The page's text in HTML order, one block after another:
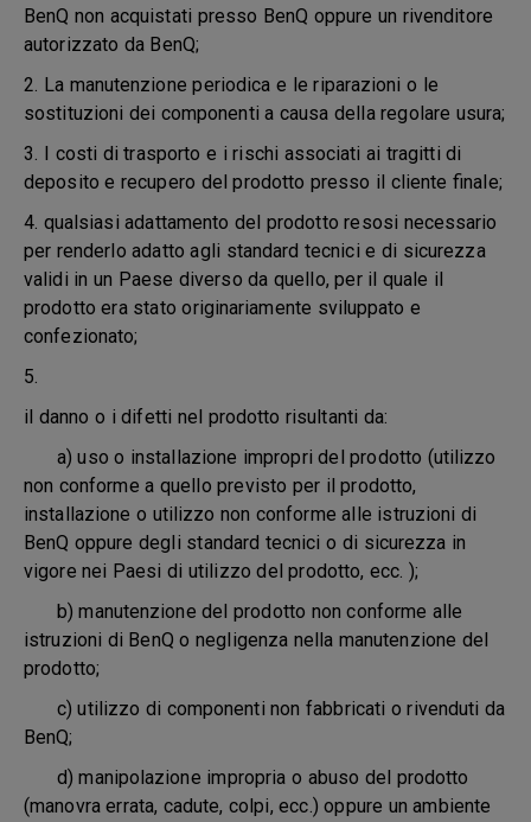
BenQ non acquistati presso BenQ oppure un rivenditore
autorizzato da BenQ;
2. La manutenzione periodica e le riparazioni o le
sostituzioni dei componenti a causa della regolare usura;
3. I costi di trasporto e i rischi associati ai tragitti di
deposito e recupero del prodotto presso il cliente finale;
4. qualsiasi adattamento del prodotto resosi necessario
per renderlo adatto agli standard tecnici e di sicurezza
validi in un Paese diverso da quello, per il quale il
prodotto era stato originariamente sviluppato e
confezionato;
5.
il danno o i difetti nel prodotto risultanti da:
a) uso o installazione impropri del prodotto (utilizzo
non conforme a quello previsto per il prodotto,
installazione o utilizzo non conforme alle istruzioni di
BenQ oppure degli standard tecnici o di sicurezza in
vigore nei Paesi di utilizzo del prodotto, ecc. );
b) manutenzione del prodotto non conforme alle
istruzioni di BenQ o negligenza nella manutenzione del
prodotto;
c) utilizzo di componenti non fabbricati o rivenduti da
BenQ;
d) manipolazione impropria o abuso del prodotto
(manovra errata, cadute, colpi, ecc.) oppure un ambiente